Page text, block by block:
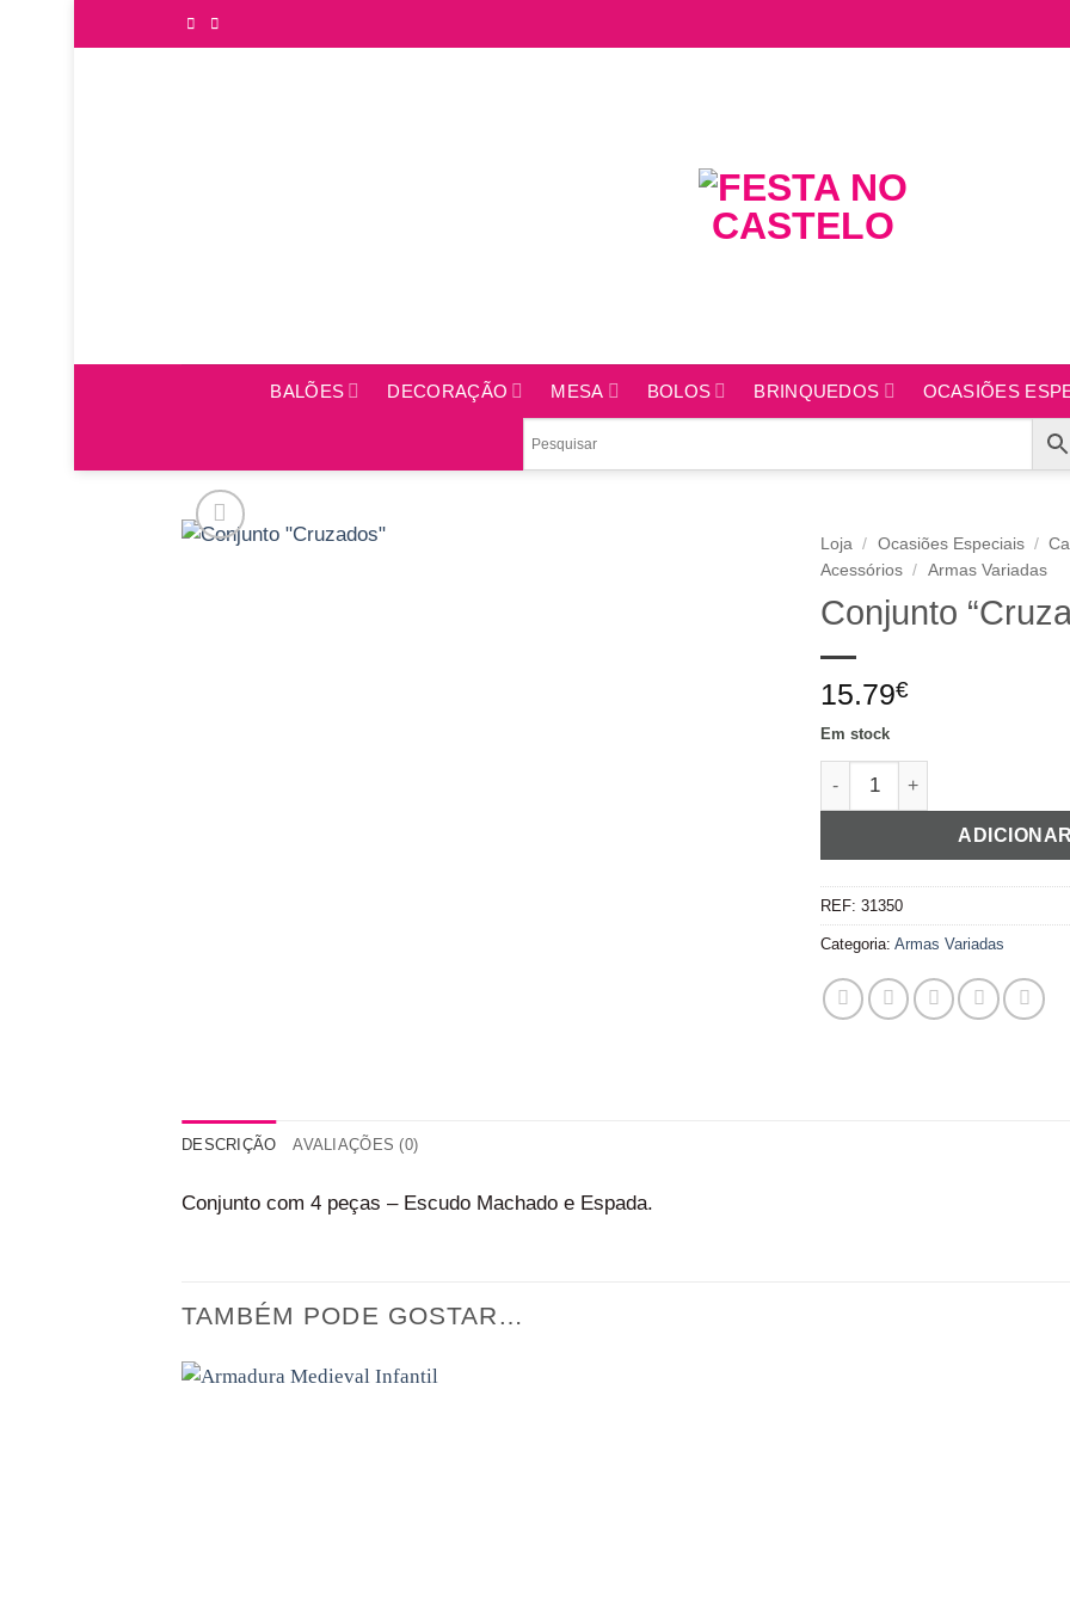
para
BALÕES DECORAÇÃO MESA BOLOS BRINQUEDOS OCASIÕES
Loja / Ocasiões Especiais /
Acessórios / Armas Variadas
Conjunto
15.79€
Em stock
Quantidade de Conjunto
ADICIONAR
REF: 31350
Categoria: Armas Variadas
DESCRIÇÃO AVALIAÇÕES (0)
Conjunto com 4 peças – Escudo Machado e Espada.
TAMBÉM PODE GOSTAR…